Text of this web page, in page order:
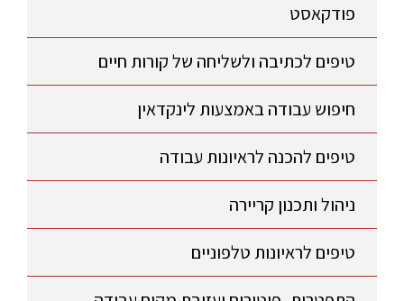
פודקאסט
טיפים לכתיבה ולשליחה של קורות חיים
חיפוש עבודה באמצעות לינקדאין
טיפים להכנה לראיונות עבודה
ניהול ותכנון קריירה
טיפים לראיונות טלפוניים